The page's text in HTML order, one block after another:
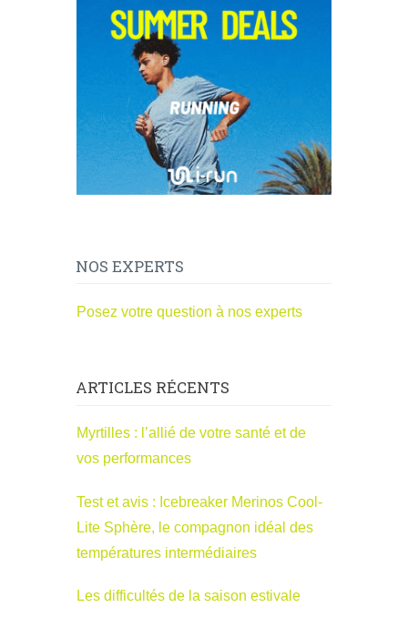
NOS EXPERTS
Posez votre question à nos experts
ARTICLES RÉCENTS
Myrtilles : l’allié de votre santé et de
vos performances
Test et avis : Icebreaker Merinos Cool-
Lite Sphère, le compagnon idéal des
températures intermédiaires
Les difficultés de la saison estivale